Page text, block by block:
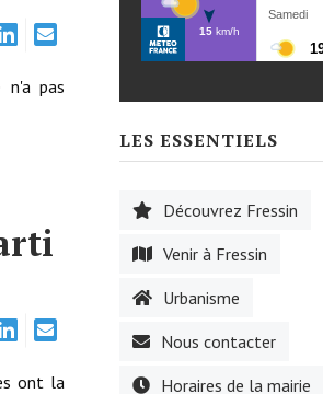
n'a pas
ont la
LES ESSENTIELS
Découvrez Fressin
Venir à Fressin
Urbanisme
Nous contacter
Horaires de la mairie